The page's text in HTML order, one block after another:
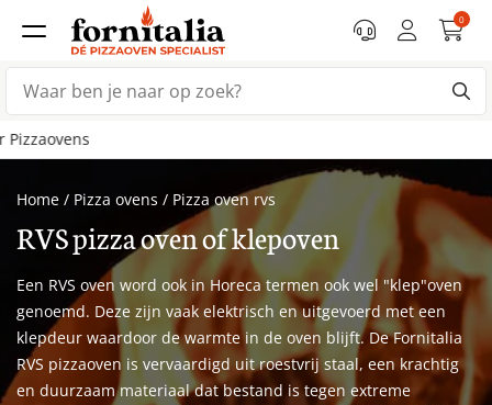
0
Home / Pizza ovens / Pizza oven rvs
RVS pizza oven of klepoven
Een RVS oven word ook in Horeca termen ook wel "klep"oven
genoemd. Deze zijn vaak elektrisch en uitgevoerd met een
klepdeur waardoor de warmte in de oven blijft. De Fornitalia
RVS pizzaoven is vervaardigd uit roestvrij staal, een krachtig
en duurzaam materiaal dat bestand is tegen extreme